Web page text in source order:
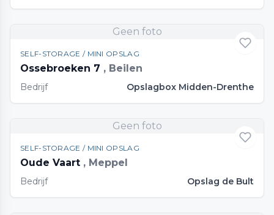
Geen foto
SELF-STORAGE / MINI OPSLAG
Ossebroeken 7 , Beilen
Bedrijf Opslagbox Midden-Drenthe
Geen foto
SELF-STORAGE / MINI OPSLAG
Oude Vaart , Meppel
Bedrijf Opslag de Bult